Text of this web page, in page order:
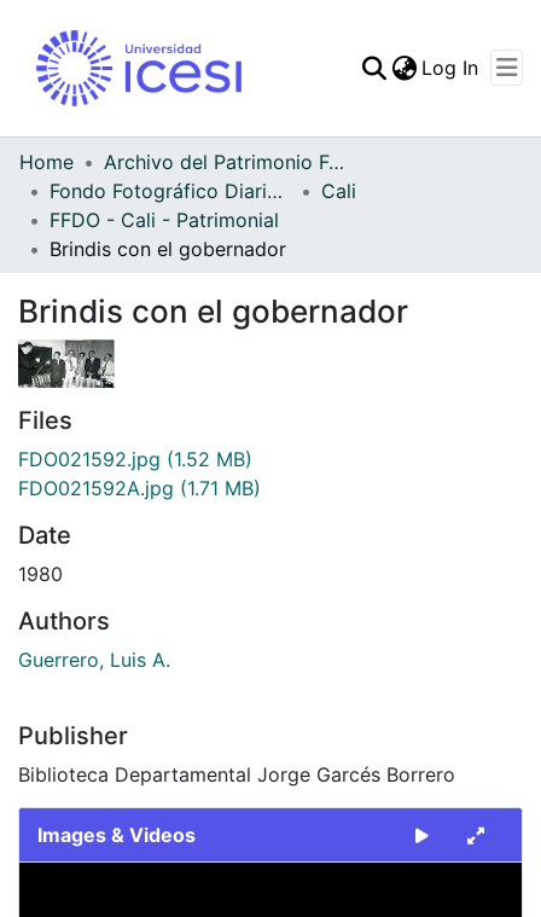
Statistics
Log In
Home
Archivo del Patrimonio Fotográfico y Fílmico del Valle del Cauca
Fondo Fotográfico Diario Occidente
Cali
FFDO - Cali - Patrimonial
Brindis con el gobernador
Brindis con el gobernador
Files
FDO021592.jpg (1.52 MB)
FDO021592A.jpg (1.71 MB)
Date
1980
Authors
Guerrero, Luis A.
Publisher
Biblioteca Departamental Jorge Garcés Borrero
Images & Videos